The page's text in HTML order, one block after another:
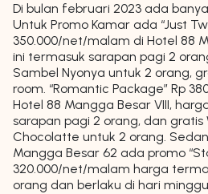
Di bulan februari 2023 ada
Untuk Promo Kamar ada “Just
350.000/net/malam di Hotel 88
ini termasuk sarapan pagi 2
Sambel Nyonya untuk 2 orang,
room. “Romantic Package” Rp
Hotel 88 Mangga Besar VIII,
sarapan pagi 2 orang, dan gratis
Chocolatte untuk 2 orang.
Mangga Besar 62 ada promo
320.000/net/malam harga
orang dan berlaku di hari